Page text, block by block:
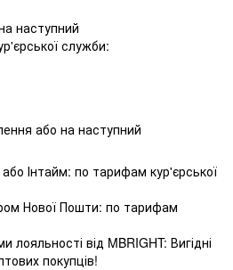
наступний
служби:
або на наступний
Інтайм: по тарифам кур'єрської
Нової Пошти: по тарифам
лояльності від MBRIGHT: Вигідні
покупців!